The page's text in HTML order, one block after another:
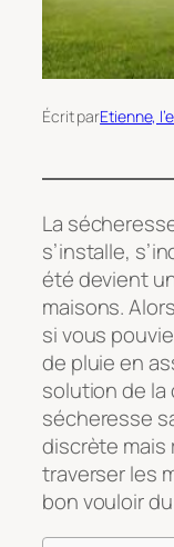
Écrit parEtienne,
La
s’installe,
été devient
maisons.
si vous
de pluie en
solution de la
sécheresse
discrète
traverser les
bon vouloir